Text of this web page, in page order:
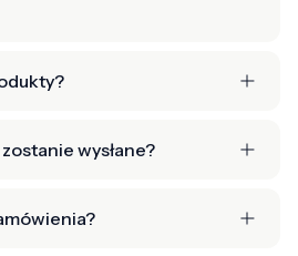
wysłane?